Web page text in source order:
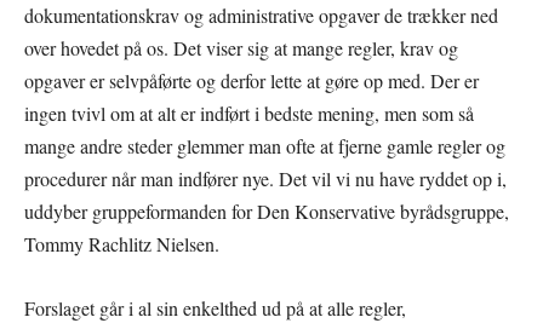
dokumentationskrav og administrative opgaver de trækker ned
over hovedet på os. Det viser sig at mange regler, krav og
opgaver er selvpåførte og derfor lette at gøre op med. Der er
ingen tvivl om at alt er indført i bedste mening, men som så
mange andre steder glemmer man ofte at fjerne gamle regler og
procedurer når man indfører nye. Det vil vi nu have ryddet op i,
uddyber gruppeformanden for Den Konservative byrådsgruppe,
Tommy Rachlitz Nielsen.
Forslaget går i al sin enkelthed ud på at alle regler,